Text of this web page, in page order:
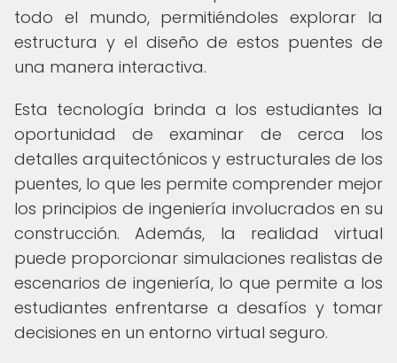
todo el mundo, permitiéndoles explorar la
estructura y el diseño de estos puentes de
una manera interactiva.
Esta tecnología brinda a los estudiantes la
oportunidad de examinar de cerca los
detalles arquitectónicos y estructurales de los
puentes, lo que les permite comprender mejor
los principios de ingeniería involucrados en su
construcción. Además, la realidad virtual
puede proporcionar simulaciones realistas de
escenarios de ingeniería, lo que permite a los
estudiantes enfrentarse a desafíos y tomar
decisiones en un entorno virtual seguro.